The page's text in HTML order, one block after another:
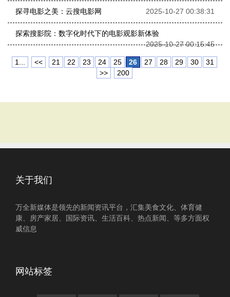
探寻电影之美：云搜电影网 2025-10-27 00:38:31
探索搜影院：数字化时代下的电影观影新体验
2025-10-27 00:15:45
1... << 21 22 23 24 25 26 27 28 29 30
31
>>
200
关于我们
万全新媒体是领先的新闻资讯平台，汇集美食文化、体育健
康、房产家居、国际资讯、生活百科、热点新闻、等多方面权
威信息
网站标签